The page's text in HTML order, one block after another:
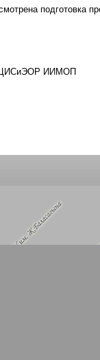
подготовка
ЦИСиЭОР ИИМОП